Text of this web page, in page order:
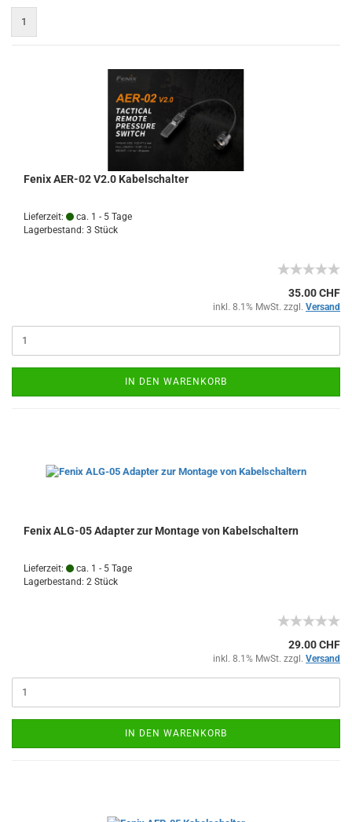
1
Fenix AER-02 V2.0 Kabelschalter
Lieferzeit:
ca. 1 - 5 Tage
Lagerbestand: 3 Stück
35.00 CHF
inkl. 8.1% MwSt. zzgl. Versand
IN DEN WARENKORB
Fenix ALG-05 Adapter zur Montage von Kabelschaltern
Lieferzeit:
ca. 1 - 5 Tage
Lagerbestand: 2 Stück
29.00 CHF
inkl. 8.1% MwSt. zzgl. Versand
IN DEN WARENKORB